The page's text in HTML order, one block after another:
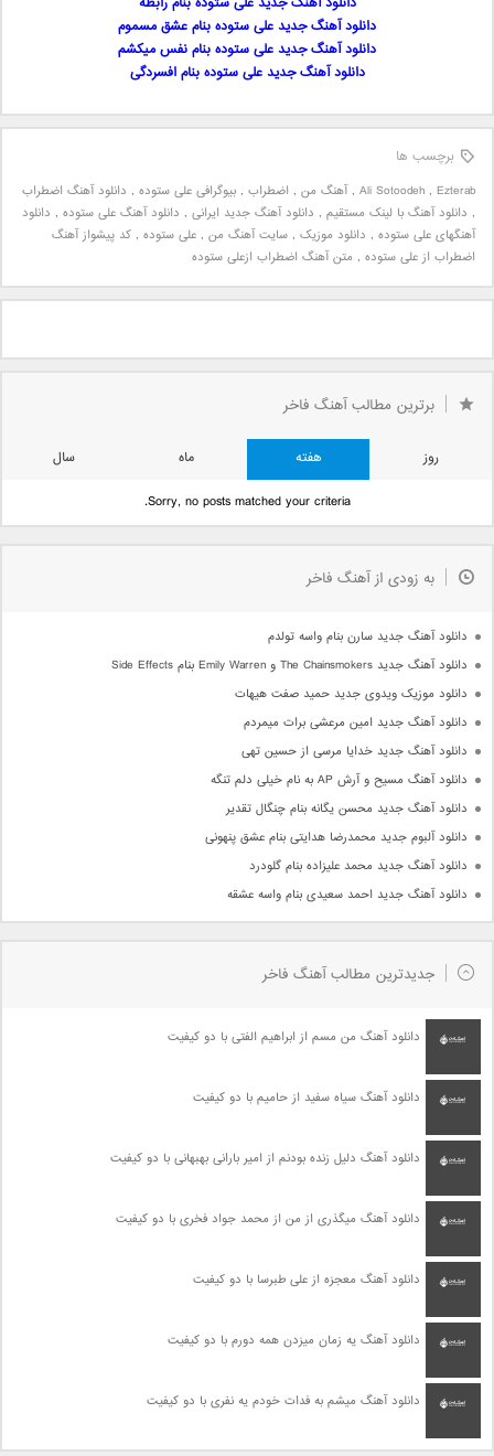
دانلود آهنگ جدید علی ستوده بنام عشق مسموم
دانلود آهنگ جدید علی ستوده بنام نفس میکشم
دانلود آهنگ جدید علی ستوده بنام افسردگی
برچسب ها
Ali Sotoodeh , Ezterab
,آهنگ من , اضطراب , بیوگرافی علی ستوده , دانلود آهنگ اضطراب
, دانلود آهنگ با لینک مستقیم , دانلود آهنگ جدید ایرانی , دانلود آهنگ علی ستوده , دانلود
آهنگهای علی ستوده , دانلود موزیک , سایت آهنگ من , علی ستوده , کد پیشواز آهنگ
اضطراب از علی ستوده , متن آهنگ اضطراب ازعلی ستوده
برترین مطالب آهنگ فاخر
روز هفته ماه
سال
Sorry, no posts matched your criteria.
به زودی از آهنگ فاخر
دانلود آهنگ جدید سارن بنام واسه تولدم
دانلود آهنگ جدید The Chainsmokers و Emily Warren بنام Side Effects
دانلود موزیک ویدوی جدید حمید صفت هیهات
دانلود آهنگ جدید امین مرعشی برات میمردم
دانلود آهنگ جدید خدایا مرسی از حسین تهی
دانلود آهنگ مسیح و آرش AP به نام خیلی دلم تنگه
دانلود آهنگ جدید محسن یگانه بنام چنگال تقدیر
دانلود آلبوم جدید محمدرضا هدایتی بنام عشق پنهونی
دانلود آهنگ جدید محمد علیزاده بنام گلودرد
دانلود آهنگ جدید احمد سعیدی بنام واسه عشقه
جدیدترین مطالب آهنگ فاخر
دانلود آهنگ من مسم از ابراهیم الفتی با دو کیفیت
دانلود آهنگ سیاه سفید از حامیم با دو کیفیت
دانلود آهنگ دلیل زنده بودنم از امیر بارانی بهبهانی با دو کیفیت
دانلود آهنگ میگذری از من از محمد جواد فخری با دو کیفیت
دانلود آهنگ معجزه از علی طبرسا با دو کیفیت
دانلود آهنگ یه زمان میزدن همه دورم با دو کیفیت
دانلود آهنگ میشم به فدات خودم یه نفری با دو کیفیت